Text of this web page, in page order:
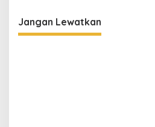
g
a
Jangan Lewatkan